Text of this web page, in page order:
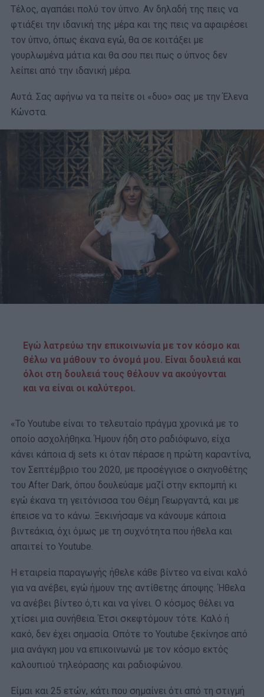
Τέλος, αγαπάει πολύ τον ύπνο. Αν δηλαδή της πεις να
φτιάξει την ιδανική της μέρα και της πεις να αφαιρέσει
τον ύπνο, όπως έκανα εγώ, θα σε κοιτάξει με
γουρλωμένα μάτια και θα σου πει πως ο ύπνος δεν
λείπει από την ιδανική μέρα.
Αυτά. Σας αφήνω να τα πείτε οι «δυο» σας με την Έλενα
Κώνστα.
Εγώ λατρεύω την επικοινωνία με τον κόσμο και
θέλω να μάθουν το όνομά μου. Είναι δουλειά και
όλοι στη δουλειά τους θέλουν να ακούγονται
και να είναι οι καλύτεροι.
«Το Youtube είναι το τελευταίο πράγμα χρονικά με το
οποίο ασχολήθηκα. Ήμουν ήδη στο ραδιόφωνο, είχα
κάνει κάποια dj sets κι όταν πέρασε η πρώτη καραντίνα,
τον Σεπτέμβριο του 2020, με προσέγγισε ο σκηνοθέτης
του After Dark, όπου δουλεύαμε μαζί στην εκπομπή κι
εγώ έκανα τη γειτόνισσα του Θέμη Γεωργαντά, και με
έπεισε να το κάνω. Ξεκινήσαμε να κάνουμε κάποια
βιντεάκια, όχι όμως με τη συχνότητα που ήθελα και
απαιτεί το Youtube.
Η εταιρεία παραγωγής ήθελε κάθε βίντεο να είναι καλό
για να ανέβει, εγώ ήμουν της αντίθετης άποψης. Ήθελα
να ανέβει βίντεο ό,τι και να γίνει. Ο κόσμος θέλει να
χτίσει μια συνήθεια. Έτσι σκεφτόμουν τότε. Καλό ή
κακό, δεν έχει σημασία. Οπότε το Youtube ξεκίνησε από
μια ανάγκη μου να επικοινωνώ με τον κόσμο εκτός
καλουπιού τηλεόρασης και ραδιοφώνου.
Είμαι και 25 ετών, κάτι που σημαίνει ότι από τη στιγμή